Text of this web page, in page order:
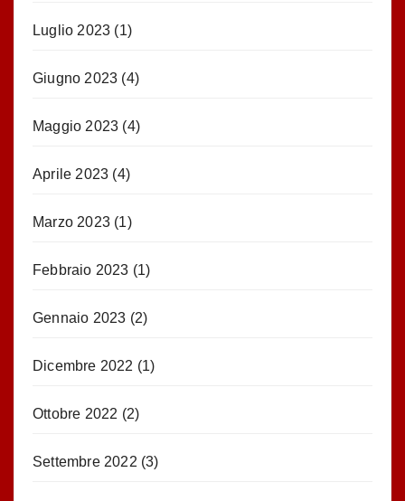
Luglio 2023 (1)
Giugno 2023 (4)
Maggio 2023 (4)
Aprile 2023 (4)
Marzo 2023 (1)
Febbraio 2023 (1)
Gennaio 2023 (2)
Dicembre 2022 (1)
Ottobre 2022 (2)
Settembre 2022 (3)